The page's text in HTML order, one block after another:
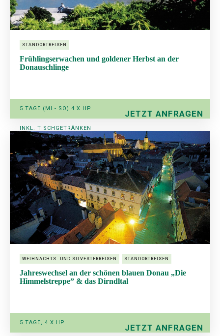
STANDORTREISEN
Frühlingserwachen und goldener Herbst an der
Donauschlinge
JETZT ANFRAGEN
5 TAGE (MI - SO) 4 X HP
INKL. TISCHGETRÄNKEN
AB € 559,-
WEIHNACHTS- UND SILVESTERREISEN STANDORTREISEN
Jahreswechsel an der schönen blauen Donau „Die
Himmelstreppe” & das Dirndltal
JETZT ANFRAGEN
5 TAGE, 4 X HP